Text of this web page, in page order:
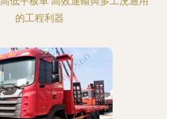
的工程利器